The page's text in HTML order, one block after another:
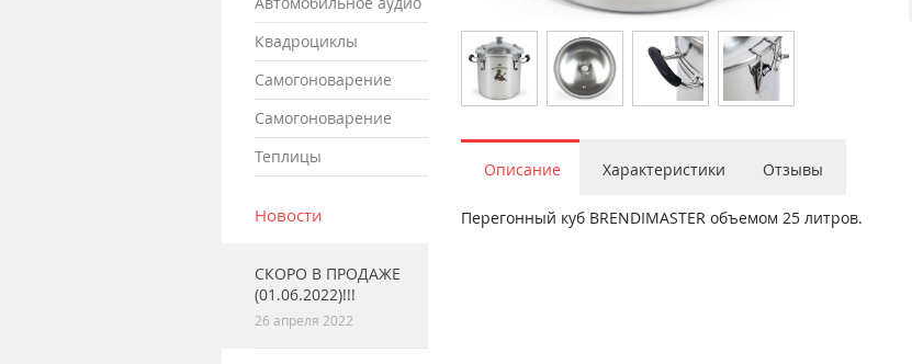
квадроциклы
самогоноварение
самогоноварение
теплицы
Новости
СКОРО В ПРОДАЖЕ
(01.06.2022)!!!
26 апреля 2022
Описание
Перегонный куб BRENDIMASTER объемом 25 литров.
Характеристики Отзывы